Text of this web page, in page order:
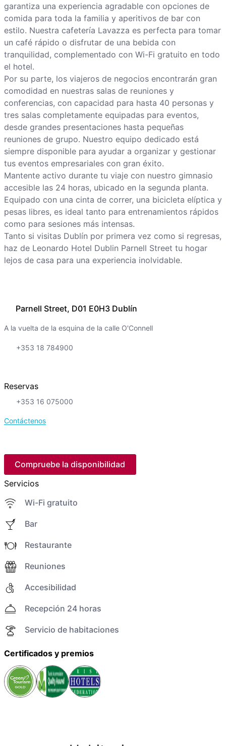
Parnell Street, D01 E0H3 Dublín
A la vuelta de la esquina de la calle O'Connell
+353 18 784900
Reservas
+353 16 075000
Contáctenos
Compruebe la disponibilidad
Servicios
Wi-Fi gratuito
Bar
Restaurante
Reuniones
Accesibilidad
Recepción 24 horas
Servicio de habitaciones
Certificados y premios
garantiza una experiencia agradable con opciones de
comida para toda la familia y aperitivos de bar con
estilo. Nuestra cafetería Lavazza es perfecta para tomar
un café rápido o disfrutar de una bebida con
tranquilidad, complementado con Wi-Fi gratuito en todo
el hotel.
Por su parte, los viajeros de negocios encontrarán gran
comodidad en nuestras salas de reuniones y
conferencias, con capacidad para hasta 40 personas y
tres salas completamente equipadas para eventos,
desde grandes presentaciones hasta pequeñas
reuniones de grupo. Nuestro equipo dedicado está
siempre disponible para ayudar a organizar y gestionar
tus eventos empresariales con gran éxito.
Mantente activo durante tu viaje con nuestro gimnasio
accesible las 24 horas, ubicado en la segunda planta.
Equipado con una cinta de correr, una bicicleta elíptica y
pesas libres, es ideal tanto para entrenamientos rápidos
como para sesiones más intensas.
Tanto si visitas Dublín por primera vez como si regresas,
haz de Leonardo Hotel Dublin Parnell Street tu hogar
lejos de casa para una experiencia inolvidable.